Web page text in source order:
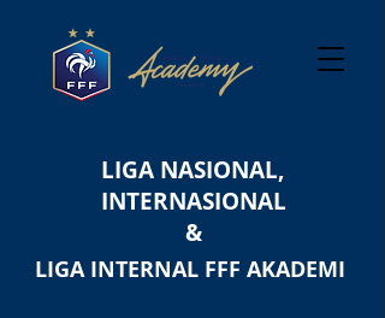
LIGA NASIONAL,
INTERNASIONAL
&
LIGA INTERNAL FFF AKADEMI